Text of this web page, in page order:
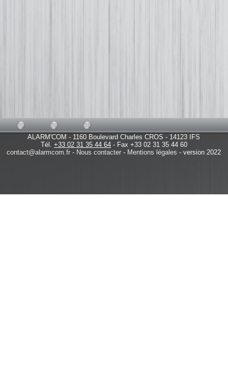
ALARM'COM - 1160 Boulevard Charles CROS - 14123 IFS
Tél. +33 02 31 35 44 64 - Fax +33 02 31 35 44 60
contact@alarmcom.fr- Nous contacter- Mentions légales- version 2022